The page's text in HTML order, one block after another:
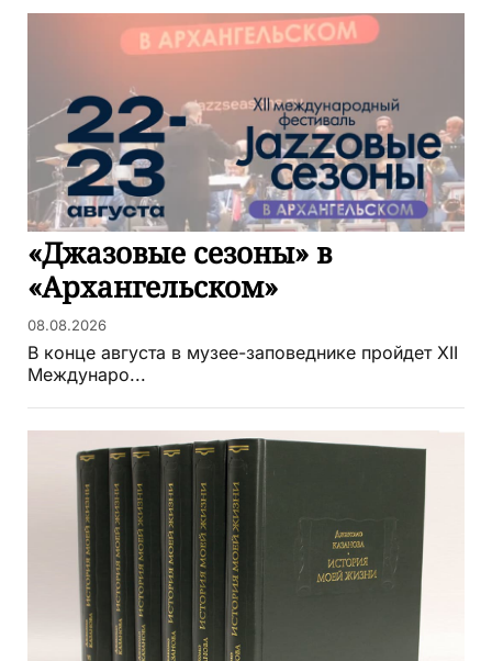
«Джазовые сезоны» в
«Архангельском»
08.08.2026
В конце августа в музее-заповеднике пройдет XII
Междунаро...